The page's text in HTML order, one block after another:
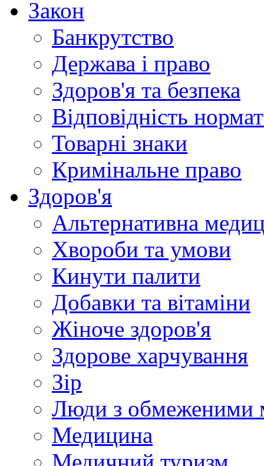
Закон
Банкрутство
Держава і право
Здоров'я та безпека
Відповідність
Товарні знаки
Кримінальне право
Здоров'я
Альтернативна
Хвороби та умови
Кинути палити
Добавки та вітаміни
Жіноче здоров'я
Здорове харчування
Зір
Люди з обмеженими
Медицина